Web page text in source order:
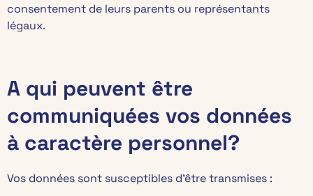
consentement de leurs parents ou représentants
légaux.
A qui peuvent être
communiquées vos données
à caractère personnel?
Vos données sont susceptibles d’être transmises :